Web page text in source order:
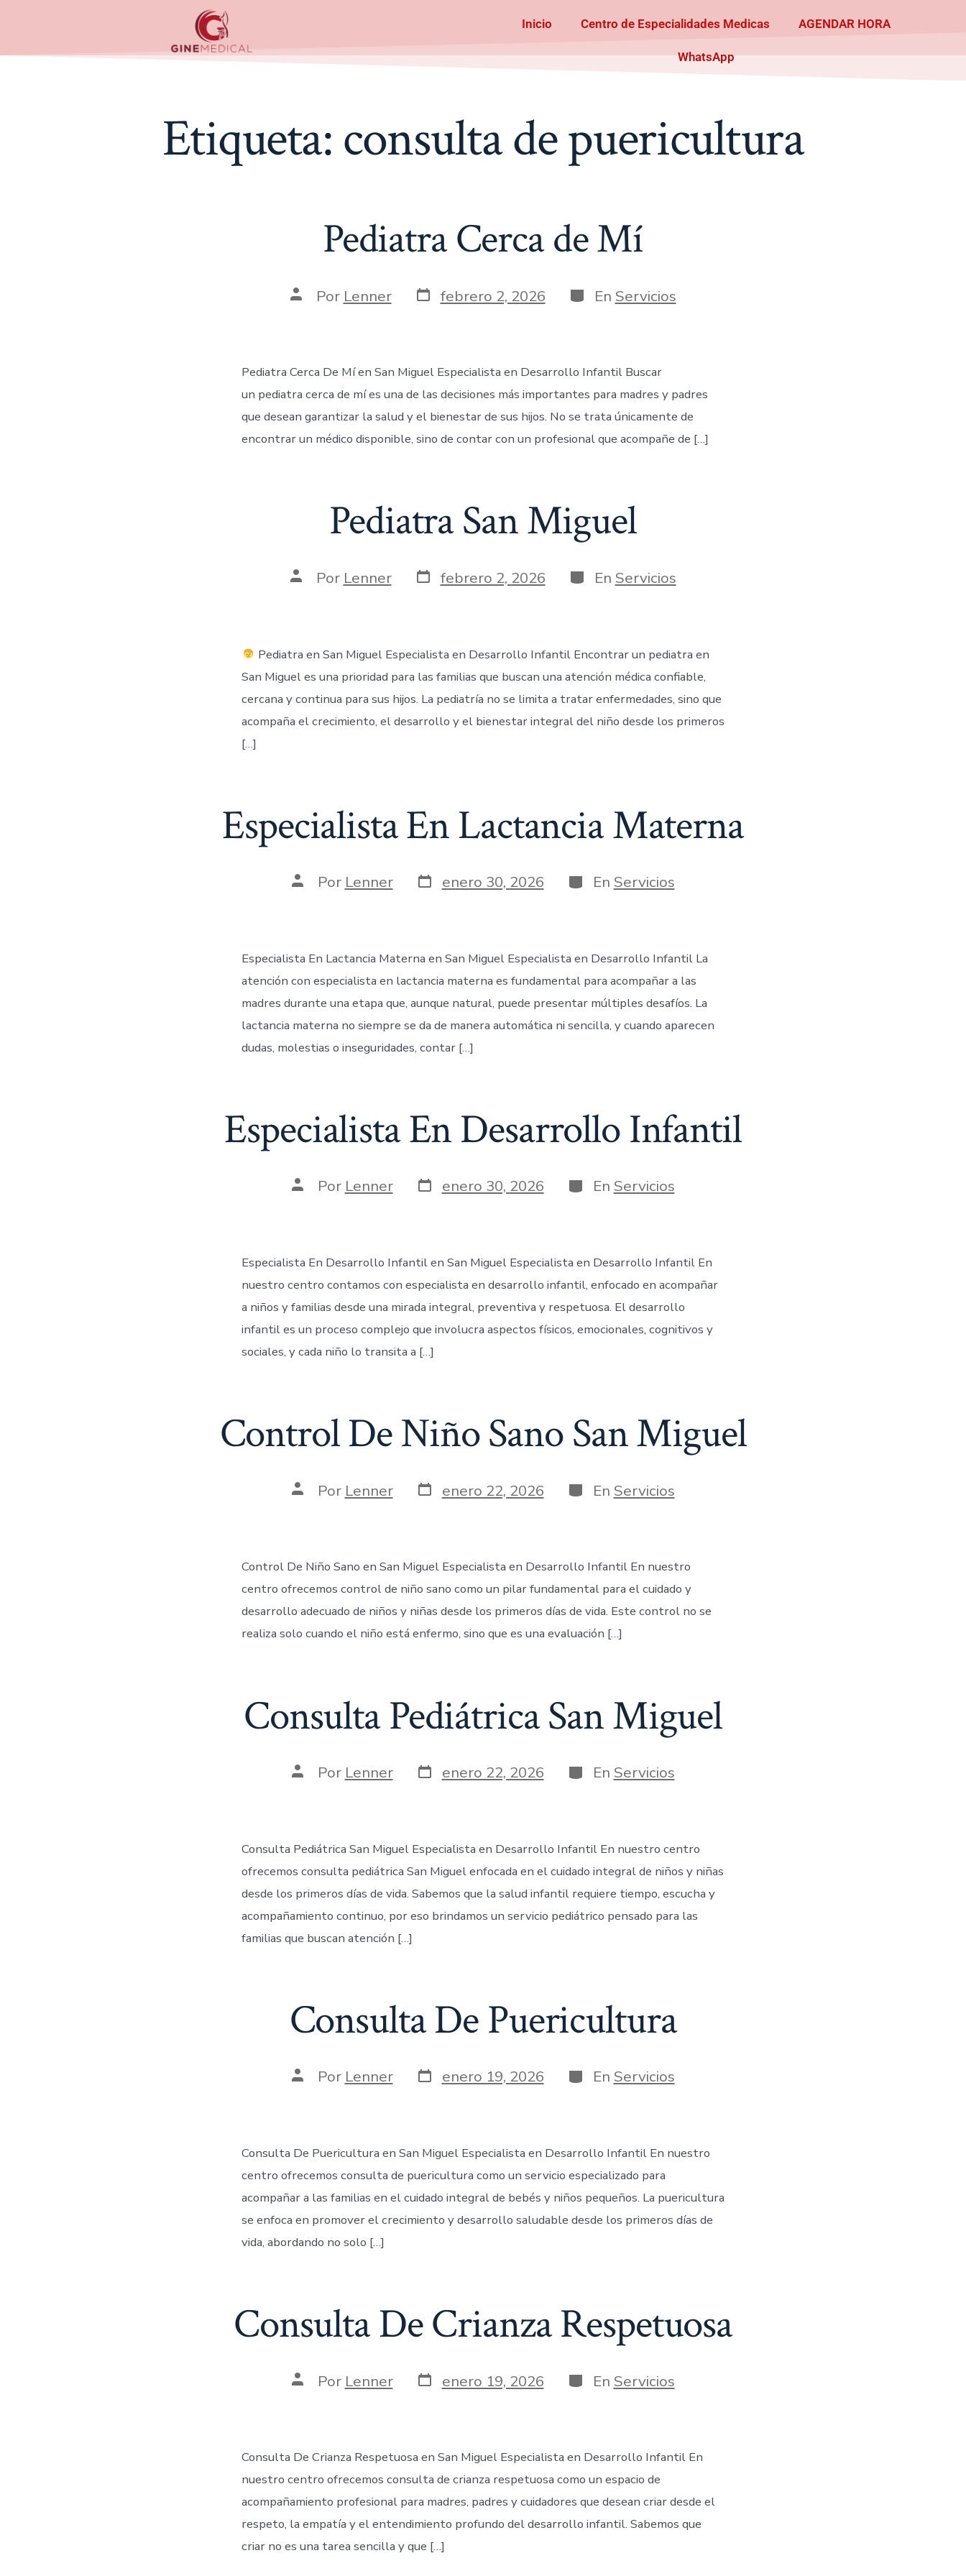
Inicio Centro de Especialidades Medicas AGENDAR HORA
WhatsApp
Etiqueta:consulta de puericultura
Pediatra Cerca de Mí
Por Lenner febrero 2, 2026 En Servicios
Pediatra Cerca De Mí en San Miguel Especialista en Desarrollo Infantil Buscar
un pediatra cerca de mí es una de las decisiones más importantes para madres y padres
que desean garantizar la salud y el bienestar de sus hijos. No se trata únicamente de
encontrar un médico disponible, sino de contar con un profesional que acompañe de […]
Pediatra San Miguel
Por Lenner febrero 2, 2026 En Servicios
Pediatra en San Miguel Especialista en Desarrollo Infantil Encontrar un pediatra en
San Miguel es una prioridad para las familias que buscan una atención médica confiable,
cercana y continua para sus hijos. La pediatría no se limita a tratar enfermedades, sino que
acompaña el crecimiento, el desarrollo y el bienestar integral del niño desde los primeros
[…]
Especialista En Lactancia Materna
Por Lenner enero 30, 2026 En Servicios
Especialista En Lactancia Materna en San Miguel Especialista en Desarrollo Infantil La
atención con especialista en lactancia materna es fundamental para acompañar a las
madres durante una etapa que, aunque natural, puede presentar múltiples desafíos. La
lactancia materna no siempre se da de manera automática ni sencilla, y cuando aparecen
dudas, molestias o inseguridades, contar […]
Especialista En Desarrollo Infantil
Por Lenner enero 30, 2026 En Servicios
Especialista En Desarrollo Infantil en San Miguel Especialista en Desarrollo Infantil En
nuestro centro contamos con especialista en desarrollo infantil, enfocado en acompañar
a niños y familias desde una mirada integral, preventiva y respetuosa. El desarrollo
infantil es un proceso complejo que involucra aspectos físicos, emocionales, cognitivos y
sociales, y cada niño lo transita a […]
Control De Niño Sano San Miguel
Por Lenner enero 22, 2026 En Servicios
Control De Niño Sano en San Miguel Especialista en Desarrollo Infantil En nuestro
centro ofrecemos control de niño sano como un pilar fundamental para el cuidado y
desarrollo adecuado de niños y niñas desde los primeros días de vida. Este control no se
realiza solo cuando el niño está enfermo, sino que es una evaluación […]
Consulta Pediátrica San Miguel
Por Lenner enero 22, 2026 En Servicios
Consulta Pediátrica San Miguel Especialista en Desarrollo Infantil En nuestro centro
ofrecemos consulta pediátrica San Miguel enfocada en el cuidado integral de niños y niñas
desde los primeros días de vida. Sabemos que la salud infantil requiere tiempo, escucha y
acompañamiento continuo, por eso brindamos un servicio pediátrico pensado para las
familias que buscan atención […]
Consulta De Puericultura
Por Lenner enero 19, 2026 En Servicios
Consulta De Puericultura en San Miguel Especialista en Desarrollo Infantil En nuestro
centro ofrecemos consulta de puericultura como un servicio especializado para
acompañar a las familias en el cuidado integral de bebés y niños pequeños. La puericultura
se enfoca en promover el crecimiento y desarrollo saludable desde los primeros días de
vida, abordando no solo […]
Consulta De Crianza Respetuosa
Por Lenner enero 19, 2026 En Servicios
Consulta De Crianza Respetuosa en San Miguel Especialista en Desarrollo Infantil En
nuestro centro ofrecemos consulta de crianza respetuosa como un espacio de
acompañamiento profesional para madres, padres y cuidadores que desean criar desde el
respeto, la empatía y el entendimiento profundo del desarrollo infantil. Sabemos que
criar no es una tarea sencilla y que […]